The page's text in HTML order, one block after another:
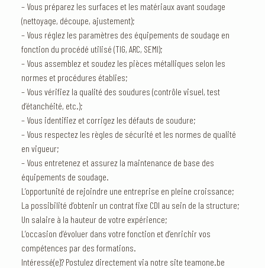
– Vous préparez les surfaces et les matériaux avant soudage
(nettoyage, découpe, ajustement);
– Vous réglez les paramètres des équipements de soudage en
fonction du procédé utilisé (TIG, ARC, SEMI);
– Vous assemblez et soudez les pièces métalliques selon les
normes et procédures établies;
– Vous vérifiez la qualité des soudures (contrôle visuel, test
d’étanchéité, etc.);
– Vous identifiez et corrigez les défauts de soudure;
– Vous respectez les règles de sécurité et les normes de qualité
en vigueur;
– Vous entretenez et assurez la maintenance de base des
équipements de soudage.
L’opportunité de rejoindre une entreprise en pleine croissance;
La possibilité d’obtenir un contrat fixe CDI au sein de la structure;
Un salaire à la hauteur de votre expérience;
L’occasion d’évoluer dans votre fonction et d’enrichir vos
compétences par des formations.
Intéressé(e)? Postulez directement via notre site teamone.be